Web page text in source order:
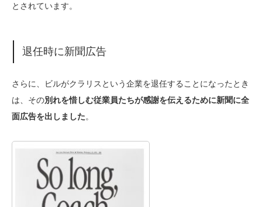
とされています。
退任時に新聞広告
さらに、ビルがクラリスという企業を退任することになったとき
は、その別れを惜しむ従業員たちが感謝を伝えるために新聞に全
面広告を出しました。